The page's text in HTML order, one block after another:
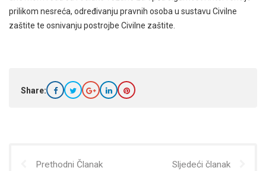
prilikom nesreća, određivanju pravnih osoba u sustavu Civilne
zaštite te osnivanju postrojbe Civilne zaštite.
Share:
Prethodni Članak Sljedeći članak